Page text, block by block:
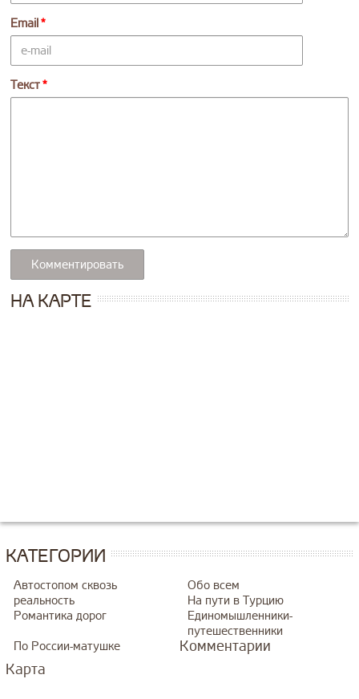
Email
Текст
НА КАРТЕ
КАТЕГОРИИ
Автостопом сквозь
реальность
Обо всем
На пути в Турцию
Романтика дорог
Единомышленники-
путешественники
По России-матушке
Комментарии
Карта